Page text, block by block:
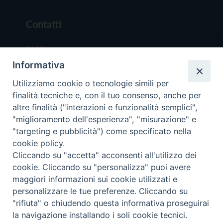
Contatti
Chi Siamo
Redazione
Scrivici
Copyright © 2019 - Tutti i diritti riservati - Vita
Trentina Editrice
Privacy Policy
Torna
Informativa
Utilizziamo cookie o tecnologie simili per
finalità tecniche e, con il tuo consenso, anche per
altre finalità ("interazioni e funzionalità semplici",
"miglioramento dell'esperienza", "misurazione" e
"targeting e pubblicità") come specificato nella
cookie policy.
Cliccando su "accetta" acconsenti all'utilizzo dei
cookie. Cliccando su "personalizza" puoi avere
maggiori informazioni sui cookie utilizzati e
personalizzare le tue preferenze. Cliccando su
"rifiuta" o chiudendo questa informativa proseguirai
la navigazione installando i soli cookie tecnici.